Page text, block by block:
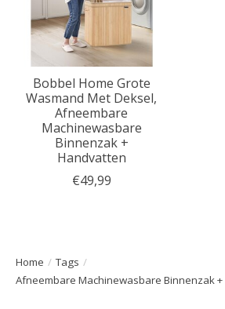
Home / Tags /
Afneembare Machinewasbare Binnenzak
Bobbel Home Grote
Wasmand Met Deksel,
Afneembare
Machinewasbare
Binnenzak +
Handvatten
€49,99